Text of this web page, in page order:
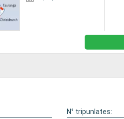
N° tripunlates: